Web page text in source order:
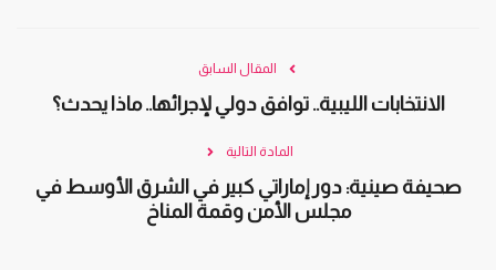
المقال السابق
الانتخابات الليبية.. توافق دولي لإجرائها.. ماذا يحدث؟
المادة التالية
صحيفة صينية: دور إماراتي كبير في الشرق الأوسط في
مجلس الأمن وقمة المناخ